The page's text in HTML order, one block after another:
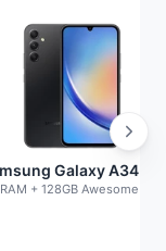
Galaxy A34 5G
+ 128GB Awesome